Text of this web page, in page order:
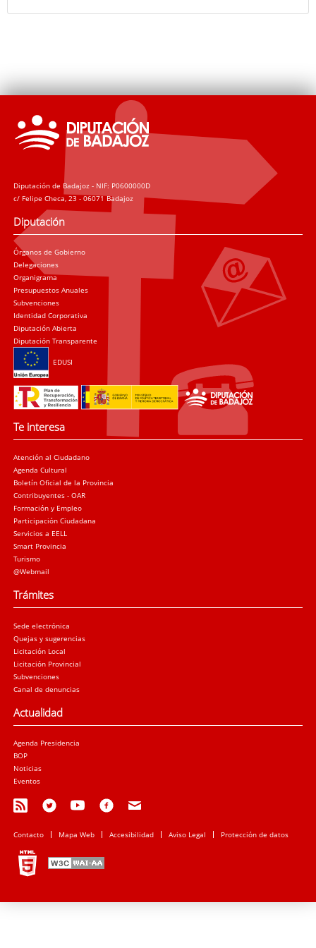
Diputación de Badajoz - NIF: P0600000D
c/ Felipe Checa, 23 - 06071 Badajoz
Diputación
Órganos de Gobierno
Delegaciones
Organigrama
Presupuestos Anuales
Subvenciones
Identidad Corporativa
Diputación Abierta
Diputación Transparente
EDUSI
Te interesa
Atención al Ciudadano
Agenda Cultural
Boletín Oficial de la Provincia
Contribuyentes - OAR
Formación y Empleo
Participación Ciudadana
Servicios a EELL
Smart Provincia
Turismo
@Webmail
Trámites
Sede electrónica
Quejas y sugerencias
Licitación Local
Licitación Provincial
Subvenciones
Canal de denuncias
Actualidad
Agenda Presidencia
BOP
Noticias
Eventos
Contacto Mapa Web Accesibilidad Aviso Legal Protección de datos